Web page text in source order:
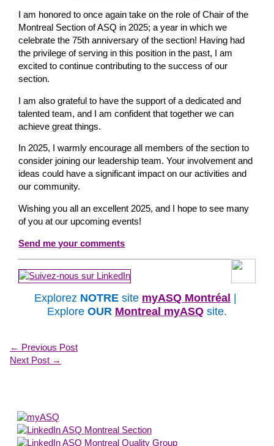
I am honored to once again take on the role of Chair of the
Montreal Section of ASQ in 2025; a year in which we
celebrate the 75th anniversary of the section! Having had
the privilege of serving in this position in the past, I am
excited to continue contributing to the success of our
section.
I am also grateful to have the support of a dedicated and
talented team, and I am confident that together we can
achieve great things.
In 2025, I warmly encourage all members of the section to
consider joining our leadership team. Your involvement and
ideas could have a significant impact on our activities and
our community.
Wishing you all an excellent 2025, and I hope to see many
of you at our upcoming events!
Send me your comments
Explorez NOTRE site myASQ Montréal
Explore OUR Montreal myASQ site.
← Previous Post
Next Post →